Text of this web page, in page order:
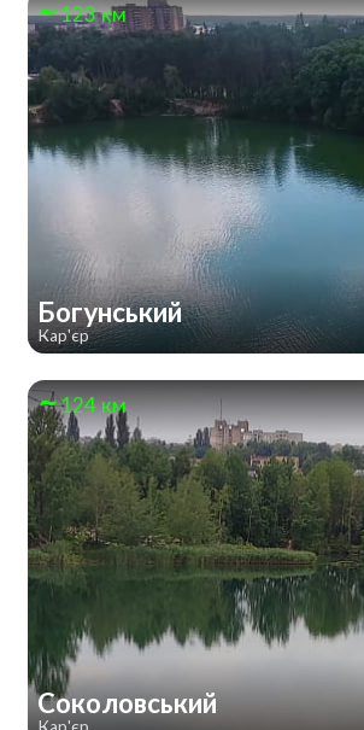
123 км
Богунський
Кар'єр
124 км
Соколовський
Кар'єр